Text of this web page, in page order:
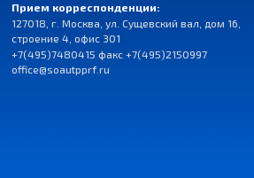
Прием корреспонденции:
127018, г. Москва, ул. Сущевский вал, дом 16,
строение 4, офис 301
+7(495)7480415 факс +7(495)2150997
office@soautpprf.ru